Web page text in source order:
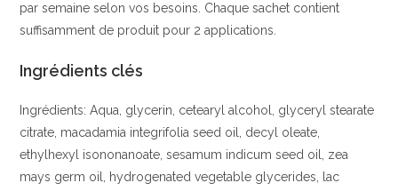
par semaine selon vos besoins. Chaque sachet contient
suffisamment de produit pour 2 applications.
Ingrédients clés
Ingrédients: Aqua, glycerin, cetearyl alcohol, glyceryl stearate
citrate, macadamia integrifolia seed oil, decyl oleate,
ethylhexyl isononanoate, sesamum indicum seed oil, zea
mays germ oil, hydrogenated vegetable glycerides, lac